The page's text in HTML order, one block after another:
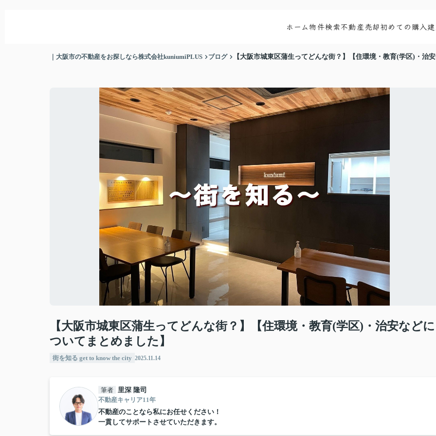
ホーム物件検索不動産売却初めての購入
｜大阪市の不動産をお探しなら株式会社kuniumiPLUS ブログ 【大阪市城東区蒲生ってどんな街？】【住環境・教育(学区)・治
【大阪市城東区蒲生ってどんな街？】【住環境・教育(学区)・治安などに
ついてまとめました】
街を知る get to know the city 2025.11.14
筆者 里深 隆司
不動産キャリア11年
不動産のことなら私にお任せください！
一貫してサポートさせていただきます。